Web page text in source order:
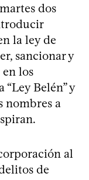
dos
la ley de
sancionar y
los
Belén” y
nombres a
al
de